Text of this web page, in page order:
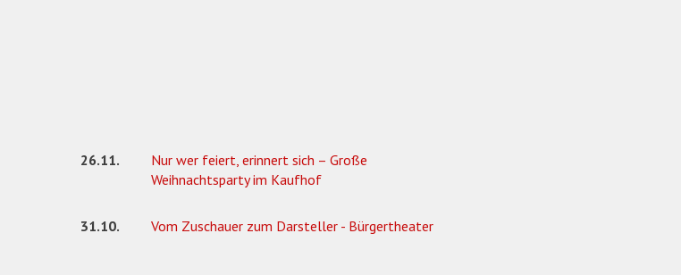
26.11.
Nur wer feiert, erinnert sich – Große
Weihnachtsparty im Kaufhof
31.10. Vom Zuschauer zum Darsteller - Bürgertheater